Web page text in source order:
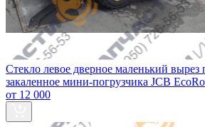
Стекло левое дверное маленький вырез
закаленное мини-погрузчика JCB
от 12 000